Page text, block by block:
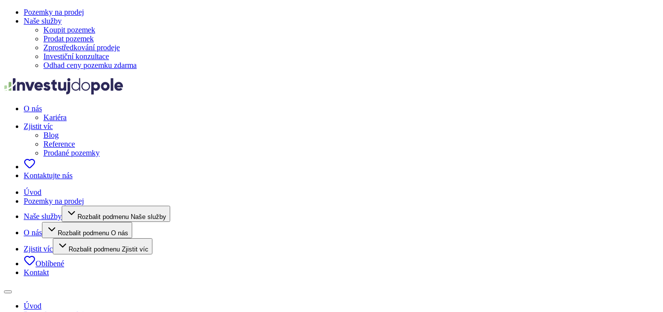
Pozemky na prodej
Naše služby
Koupit pozemek
Prodat pozemek
Zprostředkování prodeje
Investiční konzultace
Odhad ceny pozemku zdarma
O nás
Kariéra
Zjistit víc
Blog
Reference
Prodané pozemky
Kontaktujte nás
Úvod
Pozemky na prodej
Naše služby
Rozbalit podmenu Naše služby
O nás Rozbalit podmenu O nás
Zjistit víc Rozbalit podmenu Zjistit víc
Oblíbené
Kontakt
Úvod